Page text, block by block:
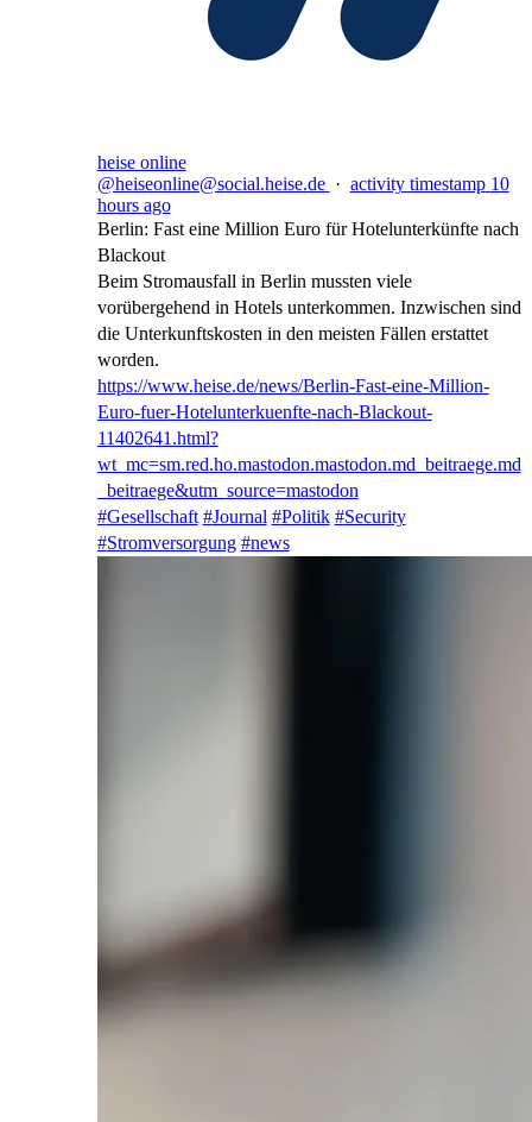
heise online
@heiseonline@social.heise.de · activity timestamp 10
hours ago
Berlin: Fast eine Million Euro für Hotelunterkünfte nach
Blackout
Beim Stromausfall in Berlin mussten viele
vorübergehend in Hotels unterkommen. Inzwischen sind
die Unterkunftskosten in den meisten Fällen erstattet
worden.
https://www.heise.de/news/Berlin-Fast-eine-Million-
Euro-fuer-Hotelunterkuenfte-nach-Blackout-
11402641.html?
wt_mc=sm.red.ho.mastodon.mastodon.md_beitraege.md
_beitraege&utm_source=mastodon
#Gesellschaft #Journal #Politik #Security
#Stromversorgung #news